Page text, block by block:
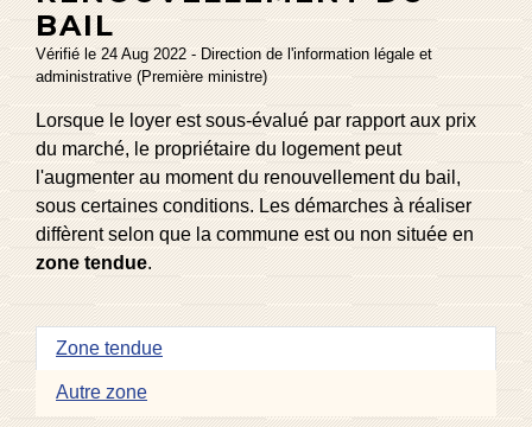
BAIL
Vérifié le 24 Aug 2022 - Direction de l'information légale et
administrative (Première ministre)
Lorsque le loyer est sous-évalué par rapport aux prix
du marché, le propriétaire du logement peut
l'augmenter au moment du renouvellement du bail,
sous certaines conditions. Les démarches à réaliser
diffèrent selon que la commune est ou non située en
zone tendue.
Zone tendue
Autre zone